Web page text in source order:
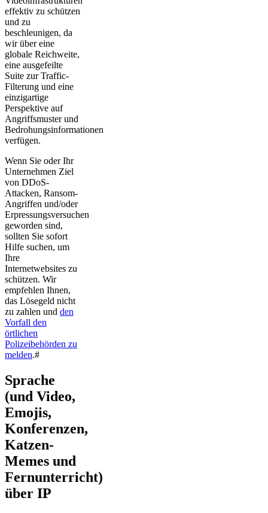
effektiv zu schützen
und zu
beschleunigen, da
wir über eine
globale Reichweite,
eine ausgefeilte
Suite zur Traffic-
Filterung und eine
einzigartige
Perspektive auf
Angriffsmuster und
Bedrohungsinformationen
verfügen.
Wenn Sie oder Ihr
Unternehmen Ziel
von DDoS-
Attacken, Ransom-
Angriffen und/oder
Erpressungsversuchen
geworden sind,
sollten Sie sofort
Hilfe suchen, um
Ihre
Internetwebsites zu
schützen. Wir
empfehlen Ihnen,
das Lösegeld nicht
zu zahlen und den
Vorfall den
örtlichen
Polizeibehörden zu
melden.#
Sprache
(und Video,
Emojis,
Konferenzen,
Katzen-
Memes und
Fernunterricht)
über IP